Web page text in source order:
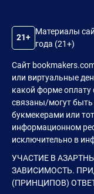
21+
Материалы
года (21+)
Сайт
или виртуальные
какой форме
связаны/могут
букмекерами или
информационном
исключительно в
УЧАСТИЕ В
ЗАВИСИМОСТЬ.
(ПРИНЦИПОВ)